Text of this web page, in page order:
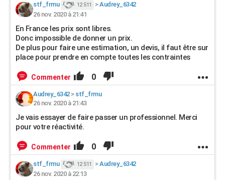
stf_frmu 12 511 >Audrey_6342
26 nov. 2020 à 21:41
En France les prix sont libres.
Donc impossible de donner un prix.
De plus pour faire une estimation, un devis, il faut être sur
place pour prendre en compte toutes les contraintes
Commenter 0
Audrey_6342> stf_frmu
26 nov. 2020 à 21:43
Je vais essayer de faire passer un professionnel. Merci
pour votre réactivité.
Commenter 0
stf_frmu 12 511 >Audrey_6342
26 nov. 2020 à 22:13